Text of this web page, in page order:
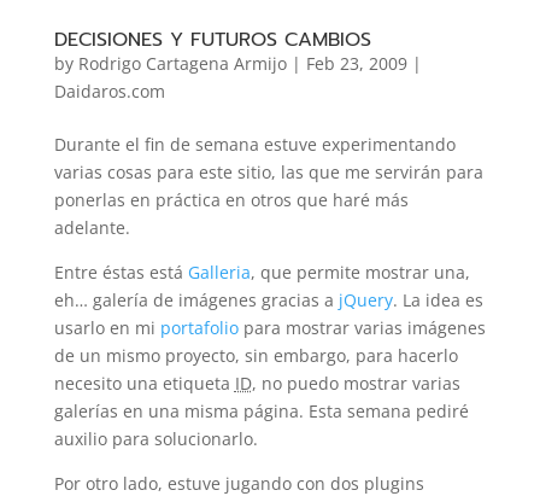
DECISIONES Y FUTUROS CAMBIOS
by Rodrigo Cartagena Armijo| Feb 23, 2009|
Daidaros.com
Durante el fin de semana estuve experimentando
varias cosas para este sitio, las que me servirán para
ponerlas en práctica en otros que haré más
adelante.
Entre éstas está Galleria, que permite mostrar una,
eh… galería de imágenes gracias a jQuery. La idea es
usarlo en mi portafoliopara mostrar varias imágenes
de un mismo proyecto, sin embargo, para hacerlo
necesito una etiqueta ID, no puedo mostrar varias
galerías en una misma página. Esta semana pediré
auxilio para solucionarlo.
Por otro lado, estuve jugando con dos plugins